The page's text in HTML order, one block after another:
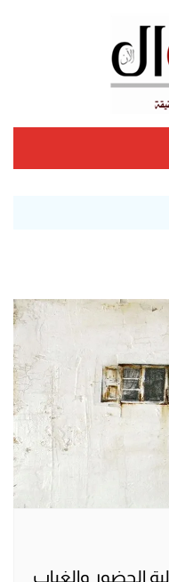
الحضور والغياب